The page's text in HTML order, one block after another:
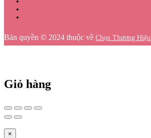
Bản quyền © 2024 thuộc về Chọn Thương Hiệu
Giỏ hàng
×